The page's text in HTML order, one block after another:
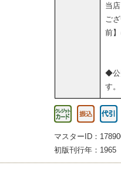
当
ご
前
◆公
す。
マスターID：
初版刊行年：1965